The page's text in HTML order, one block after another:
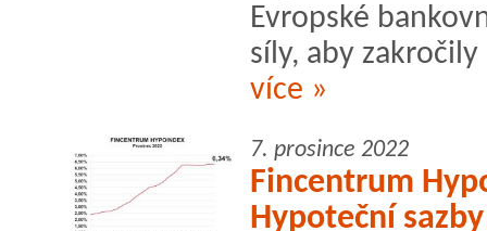
Evropské
síly, aby
více »
7. prosince 2022
Fincentrum
Hypoteční